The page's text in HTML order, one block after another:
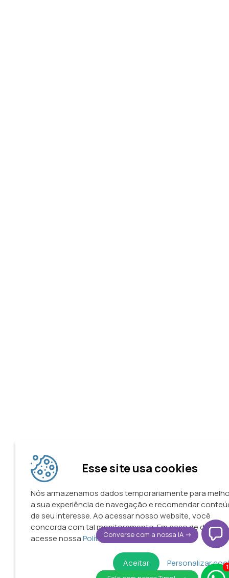
11
Converse com a nossa IA ->
Esse site usa cookies
Nós armazenamos dados temporariamente para
a sua experiência de navegação e recomendar
de seu interesse. Ao acessar nosso website, você
concorda com tal monitoramento. Em caso de
acesse nossaPolítica de Privacidade.
Aceitar Personalizar